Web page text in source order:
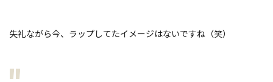
失礼ながら今、ラップしてたイメージはないですね（笑）